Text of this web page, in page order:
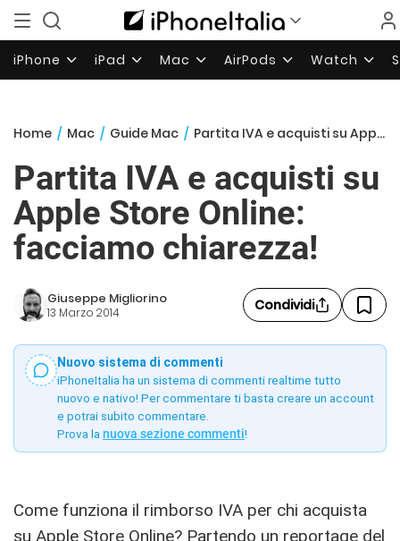
iPhone iPad Mac AirPods Watch
Home / Mac / Guide Mac / Partita IVA e acquisti su Apple Store Online: facciamo chiarezza!
Partita IVA e acquisti su
Apple Store Online:
facciamo chiarezza!
Giuseppe Migliorino
13 Marzo 2014 Condividi
Nuovo sistema di commenti
iPhoneItalia ha un sistema di commenti realtime tutto
nuovo e nativo! Per commentare ti basta creare un account
e potrai subito commentare.
Prova la nuova sezione commenti!
Come funziona il rimborso IVA per chi acquista
su Apple Store Online? Partendo un reportage del